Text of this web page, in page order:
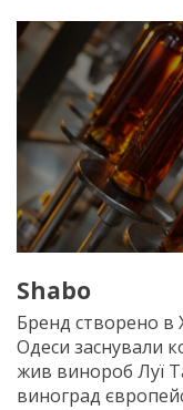
Shabo
Бренд створено в
Одеси заснували
жив винороб Луї
виноград